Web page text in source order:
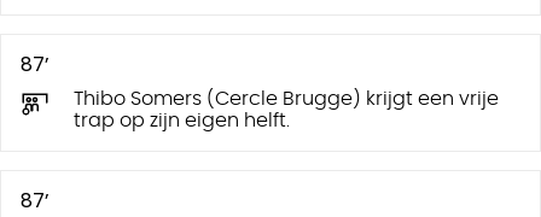
87’
Thibo Somers (Cercle Brugge) krijgt een vrije
trap op zijn eigen helft.
87’